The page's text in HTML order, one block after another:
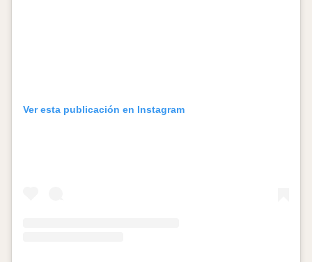
Ver esta publicación en Instagram